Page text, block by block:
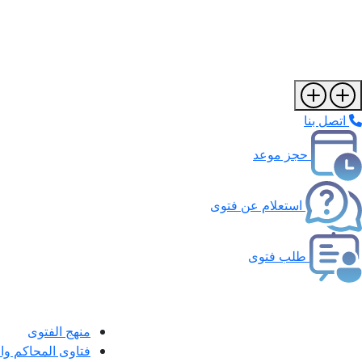
اتصل بنا
حجز موعد
استعلام عن فتوى
طلب فتوى
منهج الفتوى
فتاوى المحاكم